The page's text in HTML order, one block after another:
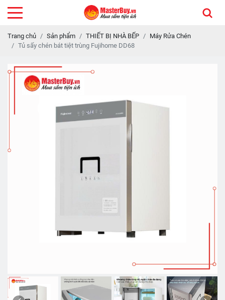
Trang chủ Sản phẩm THIẾT BỊ NHÀ BẾP
Máy Rửa Chén
Tủ sấy chén bát tiệt trùng Fujihome DD68